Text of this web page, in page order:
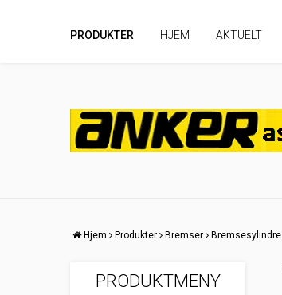
PRODUKTER HJEM AKTUELT
Hjem Produkter Bremser Bremsesylindre
PRODUKTMENY